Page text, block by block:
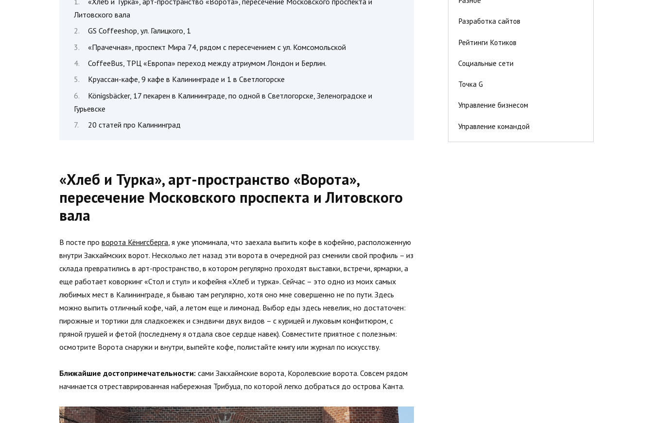
Литовского вала
GS Coffeeshop, ул. Галицкого, 1
«Прачечная», проспект Мира 74, рядом с пересечением с ул. Комсомольской
CoffeeBus, ТРЦ «Европа» переход между атриумом Лондон и Берлин.
Круассан-кафе, 9 кафе в Калининграде и 1 в Светлогорске
Königsbäcker, 17 пекарен в Калининграде, по одной в Светлогорске, Зеленоградске и
Гурьевске
20 статей про Калининград
«Хлеб и Турка», арт-пространство «Ворота»,
пересечение Московского проспекта и Литовского
вала
В посте про ворота Кёнигсберга, я уже упоминала, что заехала выпить кофе в кофейню, расположенную
внутри Закхаймских ворот. Несколько лет назад эти ворота в очередной раз сменили свой профиль – из
склада превратились в арт-пространство, в котором регулярно проходят выставки, встречи, ярмарки, а
еще работает коворкинг «Стол и стул» и кофейня «Хлеб и турка». Сейчас – это одно из моих самых
любимых мест в Калининграде, я бываю там регулярно, хотя оно мне совершенно не по пути. Здесь
можно выпить отличный кофе, чай, а летом еще и лимонад. Выбор еды здесь невелик, но достаточен:
пирожные и тортики для сладкоежек и сэндвичи двух видов – с курицей и луковым конфитюром, с
пряной грушей и фетой (последнему я отдала свое сердце навек). Совместите приятное с полезным:
осмотрите Ворота снаружи и внутри, выпейте кофе, полистайте книгу или журнал по искусству.
Ближайшие достопримечательности: сами Закхаймские ворота, Королевские ворота. Совсем рядом
начинается отреставрированная набережная Трибуца, по которой легко добраться до острова Канта.
Разработка сайтов
Рейтинги Котиков
Социальные сети
Точка G
Управление бизнесом
Управление командой